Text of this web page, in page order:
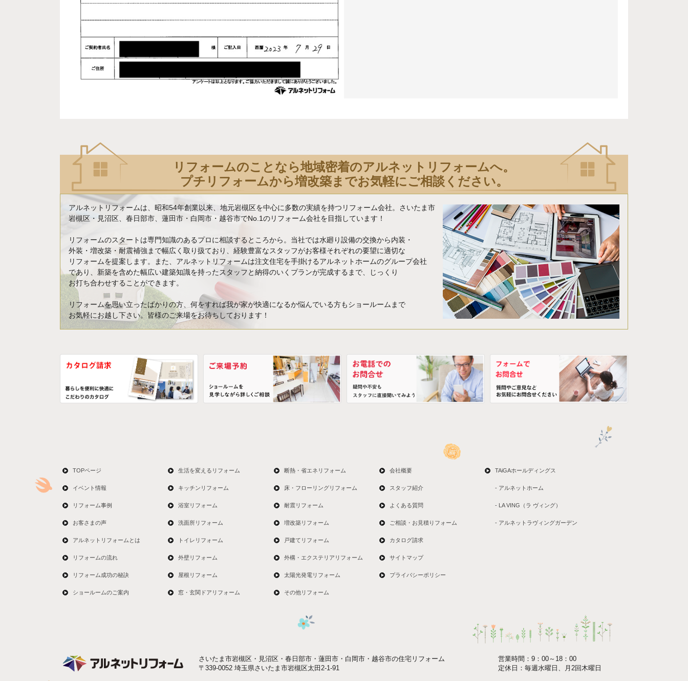
リフォームのことなら地域密着のアルネットリフォームへ。
プチリフォームから増改築までお気軽にご相談ください。
アルネットリフォームは、昭和54年創業以来、地元岩槻区を中心に多数の実績を持つリフォーム会社。さいたま市
岩槻区・見沼区、春日部市、蓮田市・白岡市・越谷市でNo.1のリフォーム会社を目指しています！
リフォームのスタートは専門知識のあるプロに相談するところから。当社では水廻り設備の交換から内装・
外装・増改築・耐震補強まで幅広く取り扱ており、経験豊富なスタッフがお客様それぞれの要望に適切な
リフォームを提案します。また、アルネットリフォームは注文住宅を手掛けるアルネットホームのグループ会社
であり、新築を含めた幅広い建築知識を持ったスタッフと納得のいくプランが完成するまで、じっくり
お打ち合わせすることができます。
リフォームを思い立ったばかりの方、何をすれば我が家が快適になるか悩んでいる方もショールームまで
お気軽にお越し下さい。皆様のご来場をお待ちしております！
TOPページ
イベント情報
リフォーム事例
お客さまの声
アルネットリフォームとは
リフォームの流れ
リフォーム成功の秘訣
ショールームのご案内
生活を変えるリフォーム
キッチンリフォーム
浴室リフォーム
洗面所リフォーム
トイレリフォーム
外壁リフォーム
屋根リフォーム
窓・玄関ドアリフォーム
断熱・省エネリフォーム
床・フローリングリフォーム
耐震リフォーム
増改築リフォーム
戸建てリフォーム
外構・エクステリアリフォーム
太陽光発電リフォーム
その他リフォーム
会社概要
スタッフ紹介
よくある質問
ご相談・お見積りフォーム
カタログ請求
サイトマップ
プライバシーポリシー
TAiGAホールディングス
- アルネットホーム
- LA VING（ラ ヴィング）
- アルネットラヴィングガーデン
さいたま市岩槻区・見沼区・春日部市・蓮田市・白岡市・越谷市の住宅リフォーム
〒339-0052 埼玉県さいたま市岩槻区太田2-1-91
営業時間：9：00～18：00
定休日：毎週水曜日、月2回木曜日